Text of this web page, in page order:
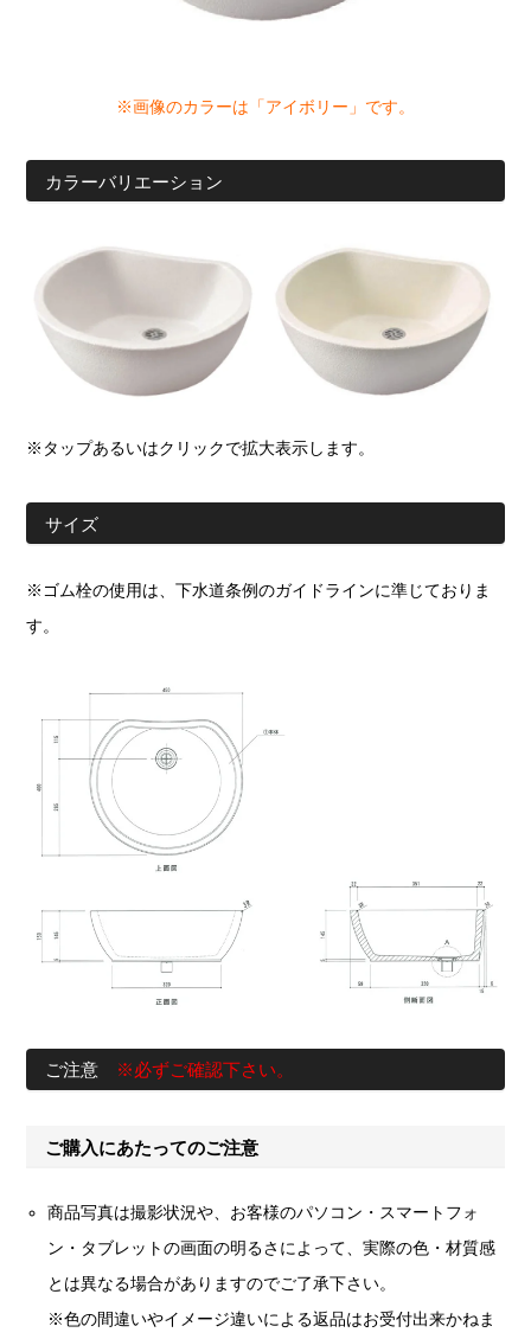
※画像のカラーは「アイボリー」です。
カラーバリエーション
※タップあるいはクリックで拡大表示します。
サイズ
※ゴム栓の使用は、下水道条例のガイドラインに準じておりま
す。
ご注意 ※必ずご確認下さい。
ご購入にあたってのご注意
商品写真は撮影状況や、お客様のパソコン・スマートフォ
ン・タブレットの画面の明るさによって、実際の色・材質感
とは異なる場合がありますのでご了承下さい。
※色の間違いやイメージ違いによる返品はお受付出来かねま